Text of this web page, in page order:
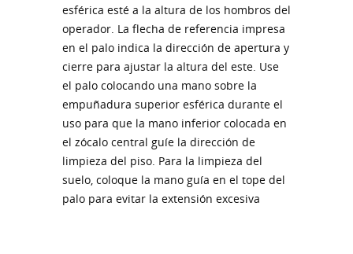
esférica esté a la altura de los hombros del
operador. La flecha de referencia impresa
en el palo indica la dirección de apertura y
cierre para ajustar la altura del este. Use
el palo colocando una mano sobre la
empuñadura superior esférica durante el
uso para que la mano inferior colocada en
el zócalo central guíe la dirección de
limpieza del piso. Para la limpieza del
suelo, coloque la mano guía en el tope del
palo para evitar la extensión excesiva